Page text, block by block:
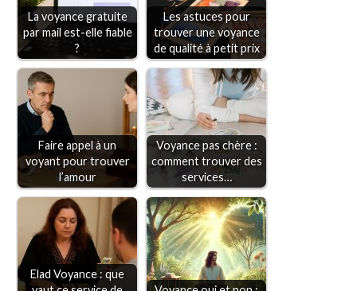
La voyance gratuite
par mail est-elle fiable
?
Les astuces pour
trouver une voyance
de qualité à petit prix
Faire appel à un
voyant pour trouver
l’amour
Voyance pas chère :
comment trouver des
services…
Elad Voyance : que